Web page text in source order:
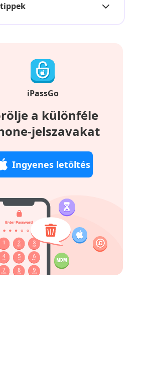
tippek
iPassGo
a különféle
jelszavakat
Ingyenes letöltés